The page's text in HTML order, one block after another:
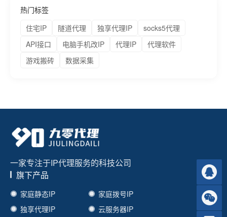
热门标签
住宅IP
隧道代理 独享代理IP
socks5代理
API接口
电脑手机改IP 代理IP
代理软件
游戏搬砖
数据采集
一家专注于IP代理服务的科技公司
旗下产品
家庭静态IP
家庭拨号IP
独享代理IP
云服务器IP